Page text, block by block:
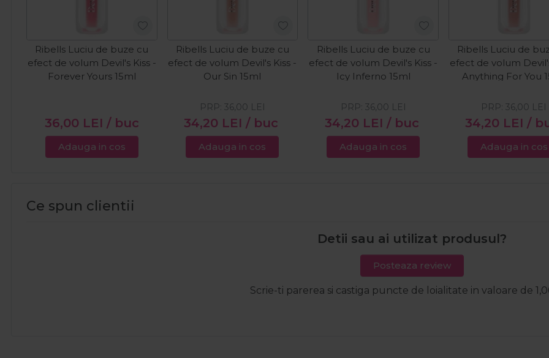
Ribells Luciu de buze cu
efect de volum Devil's Kiss -
Forever Yours 15ml
36,00 LEI / buc
Adauga in cos
Ribells Luciu de buze cu
efect de volum Devil's Kiss -
Our Sin 15ml
34,20 LEI / buc
PRP: 36,00 LEI
Adauga in cos
Ribells Luciu de buze cu
efect de volum Devil's Kiss -
Icy Inferno 15ml
34,20 LEI / buc
PRP: 36,00 LEI
Adauga in cos
Ribells Luciu de
efect de volum
Anything For You
34,20 LEI /
PRP:36,00 LEI
Adauga in cos
Ce spun clientii
Detii sau ai utilizat produsul?
Posteaza review
Scrie-ti parerea si castiga puncte de loialitate in valoare de